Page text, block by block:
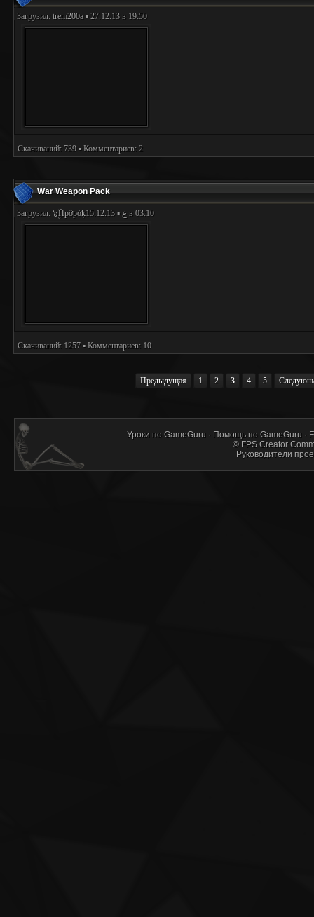
Загрузил: trem200a ▪ 27.12.13 в 19:50
Скачиваний: 739 ▪ Комментариев: 2
War Weapon Pack
Загрузил: ๖ۣۜПpỡpờķع ▪ 15.12.13 в 03:10
Скачиваний: 1257 ▪ Комментариев: 10
Предыдущая 1 2 3 4 5
Уроки по GameGuru · Помощь по GameGuru ·
© FPS Creator
Руководители